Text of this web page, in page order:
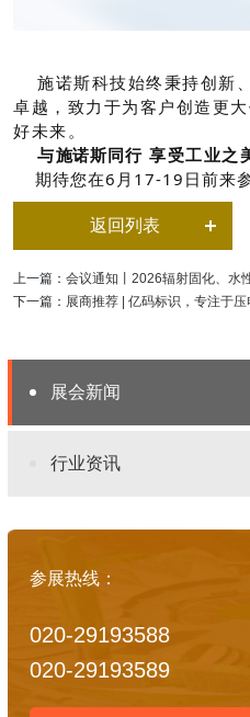
施诺斯科技始终秉持创新
卓越， 致力于为客户创造更
好未来。
与施诺斯同行 享受工业之
期待您在6月17-19日前来参
返回列表
上一篇：会议通知丨2026辐射固化、水
下一篇： 展商推荐 | 亿码标识，专注于压
展会新闻
行业资讯
参展热线：
020-29193588
020-29193589